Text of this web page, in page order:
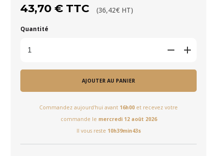
43,70 € TTC (36,42€ HT)
Quantité
AJOUTER AU PANIER
Commandez aujourd'hui avant 16h00 et recevez votre
commande le mercredi 12 août 2026
Il vous reste 10h39min42s